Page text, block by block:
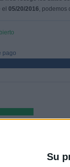
Su
05/20/2016, podemos
pago